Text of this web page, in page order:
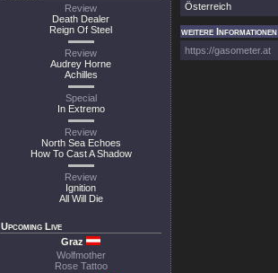
Review
Death Dealer
Reign Of Steel
Review
Audrey Horne
Achilles
Special
In Extremo
Review
North Sea Echoes
How To Cast A Shadow
Review
Ignition
All Will Die
Upcoming Live
Graz
Wolfmother
Rose Tattoo
Österreich
weitere Informationen
https://gasometer.at